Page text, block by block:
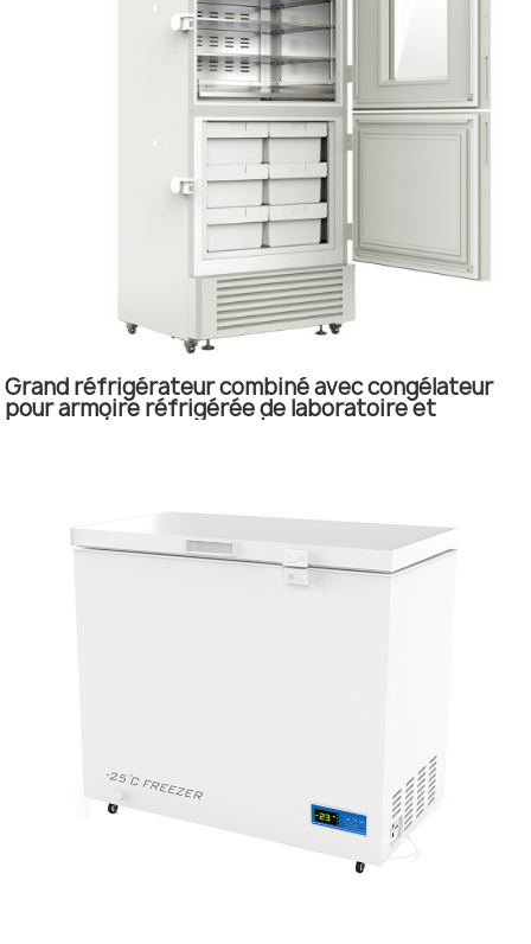
Grand réfrigérateur combiné avec congélateur
pour armoire réfrigérée de laboratoire et